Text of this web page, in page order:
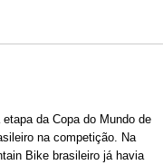
da Copa do Mundo de
na competição. Na
Bike brasileiro já havia